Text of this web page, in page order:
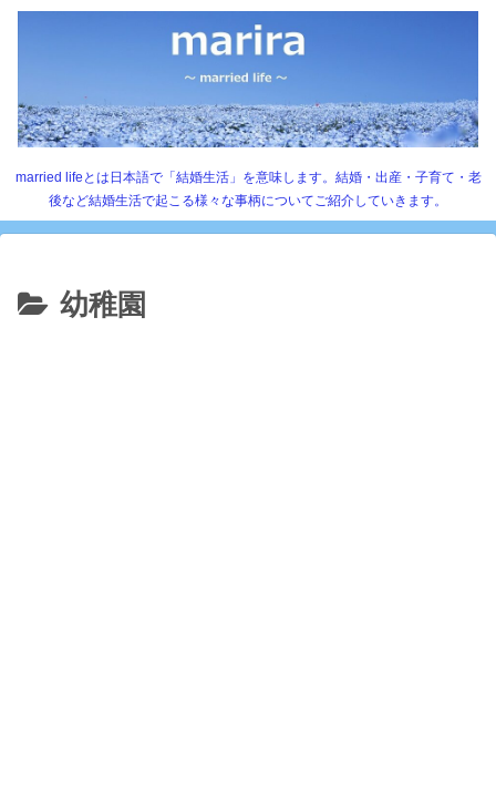
married lifeとは日本語で「結婚生活」を意味します。結婚・出産・子育て・老
後など結婚生活で起こる様々な事柄についてご紹介していきます。
幼稚園